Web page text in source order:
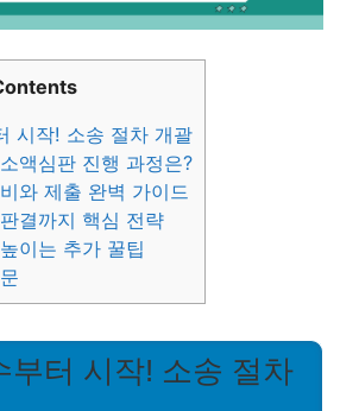
시작! 소송 절차 개괄
액심판 진행 과정은?
와 제출 완벽 가이드
결까지 핵심 전략
이는 추가 꿀팁
부터 시작! 소송 절차